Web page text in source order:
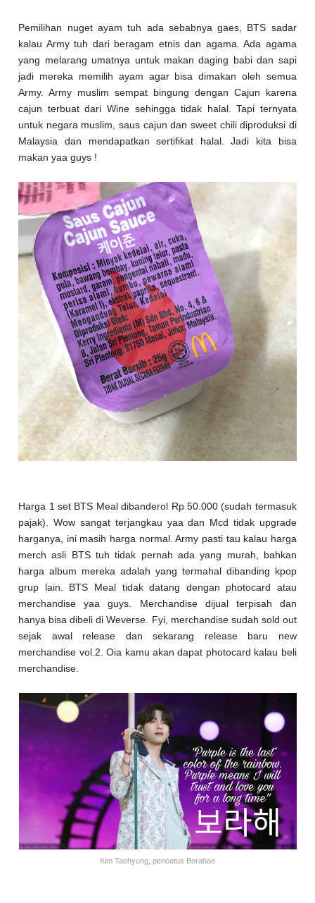
Pemilihan nuget ayam tuh ada sebabnya gaes, BTS sadar
kalau Army tuh dari beragam etnis dan agama. Ada agama
yang melarang umatnya untuk makan daging babi dan sapi
jadi mereka memilih ayam agar bisa dimakan oleh semua
Army. Army muslim sempat bingung dengan Cajun karena
cajun terbuat dari Wine sehingga tidak halal. Tapi ternyata
untuk negara muslim, saus cajun dan sweet chili diproduksi di
Malaysia dan mendapatkan sertifikat halal. Jadi kita bisa
makan yaa guys !
Harga 1 set BTS Meal dibanderol Rp 50.000 (sudah termasuk
pajak). Wow sangat terjangkau yaa dan Mcd tidak upgrade
harganya, ini masih harga normal. Army pasti tau kalau harga
merch asli BTS tuh tidak pernah ada yang murah, bahkan
harga album mereka adalah yang termahal dibanding kpop
grup lain. BTS Meal tidak datang dengan photocard atau
merchandise yaa guys. Merchandise dijual terpisah dan
hanya bisa dibeli di Weverse. Fyi, merchandise sudah sold out
sejak awal release dan sekarang release baru new
merchandise vol.2. Oia kamu akan dapat photocard kalau beli
merchandise.
Kim Taehyung, pencetus Borahae